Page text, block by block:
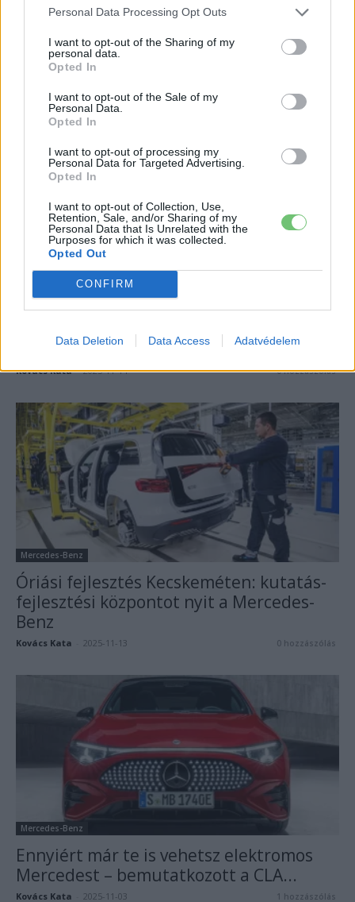
Personal Data Processing Opt Outs
I want to opt-out of the Sharing of my
personal data.
Opted In
I want to opt-out of the Sale of my
Personal Data.
Opted In
I want to opt-out of processing my
Personal Data for Targeted Advertising.
Opted In
I want to opt-out of Collection, Use,
Retention, Sale, and/or Sharing of my
Personal Data that Is Unrelated with the
Purposes for which it was collected.
Opted Out
CONFIRM
Data Deletion Data Access Adatvédelem
Elektromos Mercedes teherautók segítik
a szüretet Champagne-ban
Kovács Kata - 2025-11-14 0 hozzászólás
Mercedes-Benz
Zéró kibocsátás a kukásautóknál:
mutatjuk, hogyan váltott elektromosra
Karlsruhe
Kovács Kata - 2025-11-14 0 hozzászólás
Mercedes-Benz
Óriási fejlesztés Kecskeméten: kutatás-
fejlesztési központot nyit a Mercedes-
Benz
Kovács Kata 2025-11-13 0 hozzászólás
Mercedes-Benz
Ennyiért már te is vehetsz elektromos
Mercedest – bemutatkozott a CLA...
Kovács Kata 2025-11-03 1 hozzászólás